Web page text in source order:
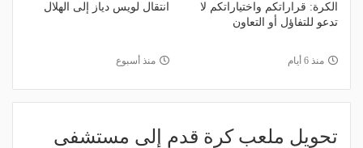
الكرة: قراراتكم واختياراتكم لا
تدعو للتفاؤل أو التعاون
منذ 6 أيام
انتقال لويس دياز إلى الهلال
منذ أسبوع
تحويل ملعب كرة قدم إلى مستشفى